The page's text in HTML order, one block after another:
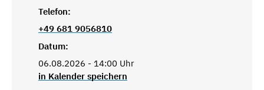
Telefon:
+49 681 9056810
Datum:
06.08.2026 - 14:00 Uhr
in Kalender speichern